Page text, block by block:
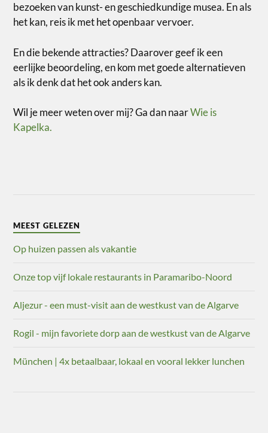
bezoeken van kunst- en geschiedkundige musea. En als
het kan, reis ik met het openbaar vervoer.
En die bekende attracties? Daarover geef ik een
eerlijke beoordeling, en kom met goede alternatieven
als ik denk dat het ook anders kan.
Wil je meer weten over mij? Ga dan naarWie is
Kapelka.
MEEST GELEZEN
Op huizen passen als vakantie
Onze top vijf lokale restaurants in Paramaribo-Noord
Aljezur - een must-visit aan de westkust van de Algarve
Rogil - mijn favoriete dorp aan de westkust van de Algarve
München | 4x betaalbaar, lokaal en vooral lekker lunchen